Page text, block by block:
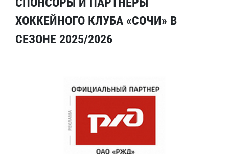
ХОККЕЙНОГО КЛУБА «СОЧИ» В
СЕЗОНЕ 2025/2026